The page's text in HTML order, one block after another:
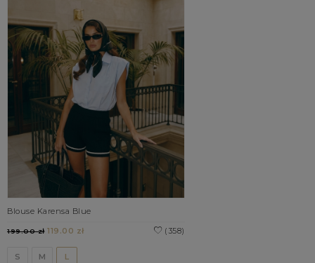
Blouse Karensa Blue
(358)
199.00 zł119.00 zł
S M L